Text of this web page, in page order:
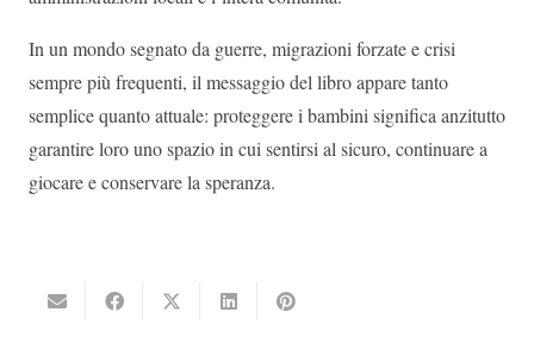
In un mondo segnato da guerre, migrazioni forzate e crisi
sempre più frequenti, il messaggio del libro appare tanto
semplice quanto attuale: proteggere i bambini significa anzitutto
garantire loro uno spazio in cui sentirsi al sicuro, continuare a
giocare e conservare la speranza.